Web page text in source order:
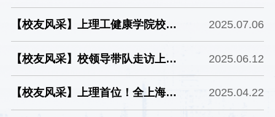
办“英才汇健康，‘职’通新未来”校
友职业经验分享会
【校友风采】上理工健康学院校友
王道雨当选第十四届全国青联委员
2025.07.06
【校友风采】校领导带队走访上理
工健康学院校友企业卓道医疗科技
有限公司
2025.06.12
【校友风采】上理首位！全上海仅
10位！上理工健康学院校友王道雨
2025.04.22